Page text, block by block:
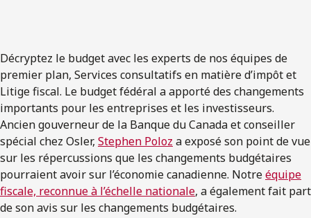
Décryptez le budget avec les experts de nos équipes de
premier plan, Services consultatifs en matière d’impôt et
Litige fiscal. Le budget fédéral a apporté des changements
importants pour les entreprises et les investisseurs.
Ancien gouverneur de la Banque du Canada et conseiller
spécial chez Osler, Stephen Poloz a exposé son point de vue
sur les répercussions que les changements budgétaires
pourraient avoir sur l’économie canadienne. Notreéquipe
fiscale, reconnue à l’échelle nationale, a également fait part
de son avis sur les changements budgétaires.